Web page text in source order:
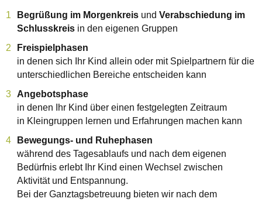
Begrüßung im Morgenkreis und Verabschiedung im
Schlusskreis in den eigenen Gruppen
Freispielphasen
in denen sich Ihr Kind allein oder mit Spielpartnern für die
unterschiedlichen Bereiche entscheiden kann
Angebotsphase
in denen Ihr Kind über einen festgelegten Zeitraum
in Kleingruppen lernen und Erfahrungen machen kann
Bewegungs- und Ruhephasen
während des Tagesablaufs und nach dem eigenen
Bedürfnis erlebt Ihr Kind einen Wechsel zwischen
Aktivität und Entspannung.
Bei der Ganztagsbetreuung bieten wir nach dem